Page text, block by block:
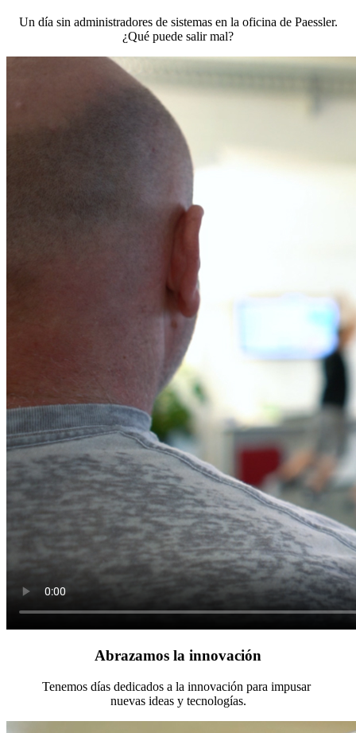
Un día sin administradores de sistemas en la oficina de Paessler.
¿Qué puede salir mal?
Abrazamos la innovación
Tenemos días dedicados a la innovación para impusar
nuevas ideas y tecnologías.